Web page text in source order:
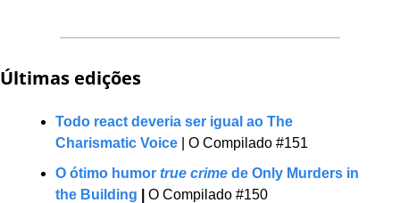
Últimas edições
Todo react deveria ser igual ao The
Charismatic Voice | O Compilado #151
O ótimo humor true crime de Only Murders in
the Building
O Compilado #150